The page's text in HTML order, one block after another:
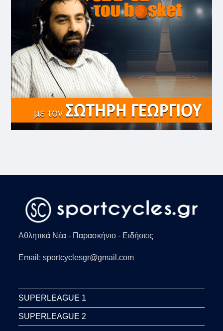
Αθλητικά Νέα - Παρασκήνιο - Ειδήσεις
Email: sportcyclesgr@gmail.com
SUPERLEAGUE 1
SUPERLEAGUE 2